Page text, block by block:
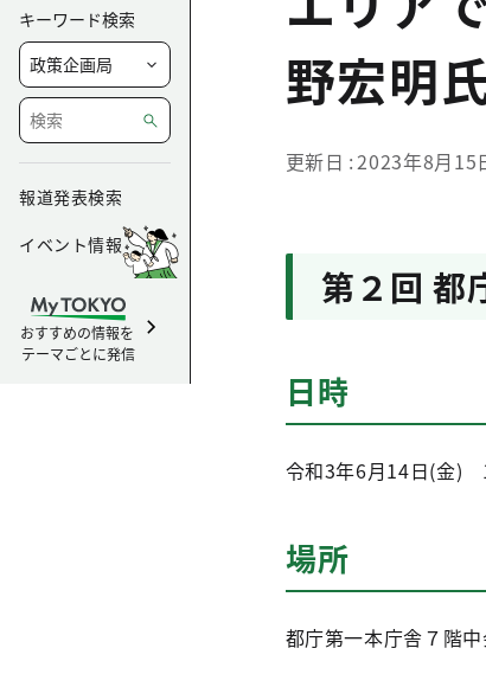
キーワード検索
報道発表検索
イベント情報
おすすめの情報を
テーマごとに発信
野宏明
更新日 2023年8月15
第２回 都
日時
令和3年6月14日(金)
場所
都庁第一本庁舎７階